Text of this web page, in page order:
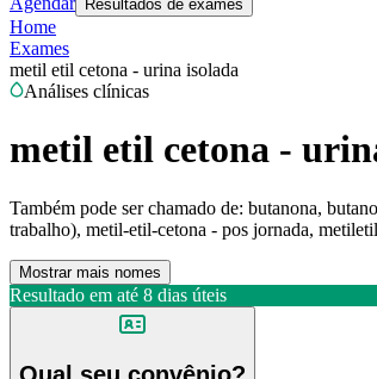
Resultados de exames
Home
Exames
metil etil cetona - urina isolada
Análises clínicas
metil etil cetona -
Também pode ser chamado de: butanona,
trabalho), metil-etil-cetona - pos jornada, metiletil
Mostrar mais nomes
Resultado em até 8 dias úteis